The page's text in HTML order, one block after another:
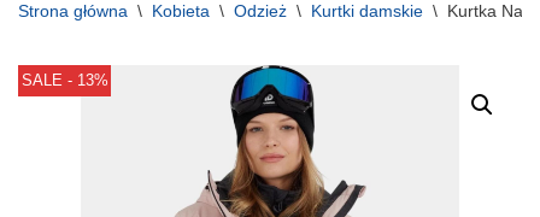
Strona główna \ Kobieta \ Odzież \ Kurtki damskie \ Kurtka
SALE - 13%